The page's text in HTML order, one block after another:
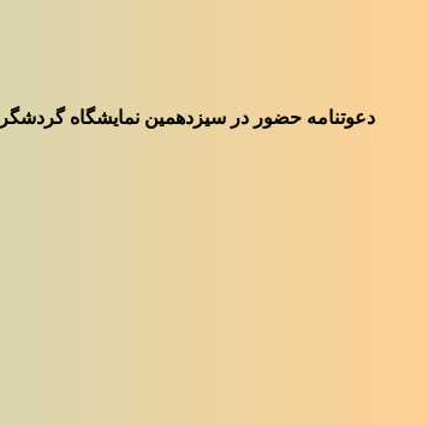
دعوتنامه حضور در سیزدهمین نمایشگاه